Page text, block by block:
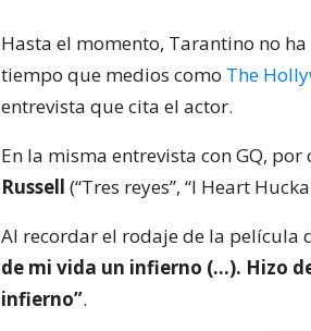
Hasta el momento, Tarantino no
tiempo que medios como The
entrevista que cita el actor.
En la misma entrevista con GQ,
Russell (“Tres reyes”, “I Heart
Al recordar el rodaje de la película
de mi vida un infierno (…). Hizo
infierno”.